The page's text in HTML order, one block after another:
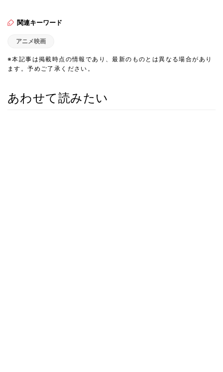
関連キーワード
アニメ映画
※本記事は掲載時点の情報であり、最新のものとは異なる場合があり
ます。予めご了承ください。
あわせて読みたい